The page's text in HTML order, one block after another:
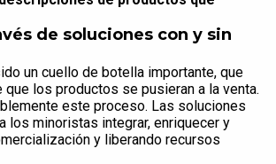
de soluciones con y sin
un cuello de botella importante, que
los productos se pusieran a la venta.
este proceso. Las soluciones
los minoristas integrar, enriquecer y
y liberando recursos